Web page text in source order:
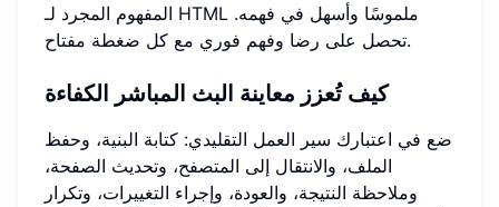
المفهوم المجرد لـ HTML ملموسًا وأسهل في فهمه.
تحصل على رضا وفهم فوري مع كل ضغطة مفتاح.
كيف تُعزز معاينة البث المباشر الكفاءة
ضع في اعتبارك سير العمل التقليدي: كتابة البنية، وحفظ
الملف، والانتقال إلى المتصفح، وتحديث الصفحة،
وملاحظة النتيجة، والعودة، وإجراء التغييرات، وتكرار